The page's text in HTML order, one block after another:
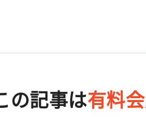
の記事は有料